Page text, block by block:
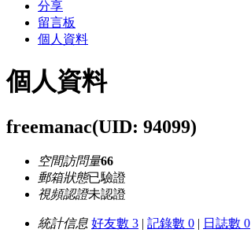
分享
留言板
個人資料
個人資料
freemanac(UID: 94099)
空間訪問量66
郵箱狀態已驗證
視頻認證未認證
統計信息 好友數 3 | 記錄數 0 | 日誌數 0